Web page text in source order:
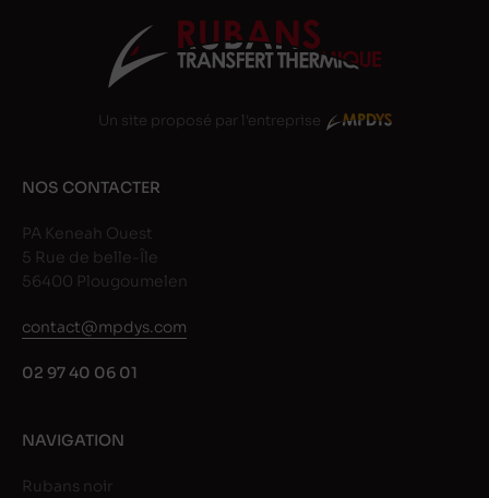
Un site proposé par l'entreprise
NOS CONTACTER
PA Keneah Ouest
5 Rue de belle-Île
56400 Plougoumelen
contact@mpdys.com
02 97 40 06 01
NAVIGATION
Rubans noir